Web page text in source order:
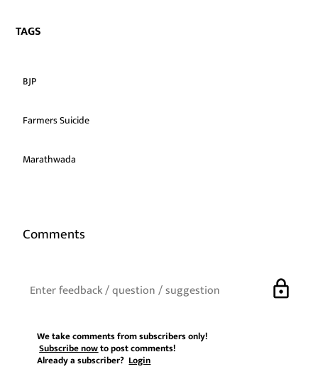
TAGS
BJP
Farmers Suicide
Marathwada
Comments
lock
We take comments from subscribers only!
Subscribe nowto post comments!
Already a subscriber?Login